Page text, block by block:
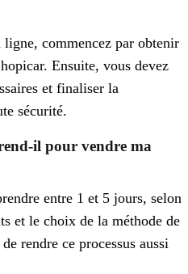
commencez par obtenir
Ensuite, vous devez
et finaliser la
sécurité.
il pour vendre ma
entre 1 et 5 jours, selon
et le choix de la méthode de
rendre ce processus aussi